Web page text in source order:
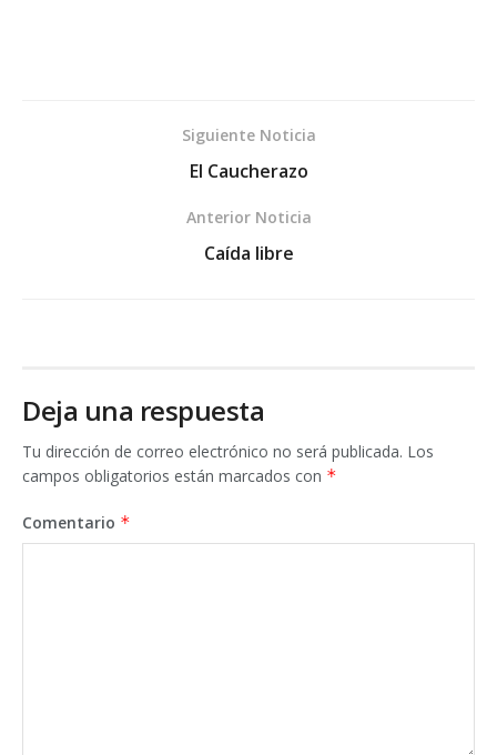
Siguiente Noticia
El Caucherazo
Anterior Noticia
Caída libre
Deja una respuesta
Tu dirección de correo electrónico no será publicada. Los
campos obligatorios están marcados con *
Comentario *